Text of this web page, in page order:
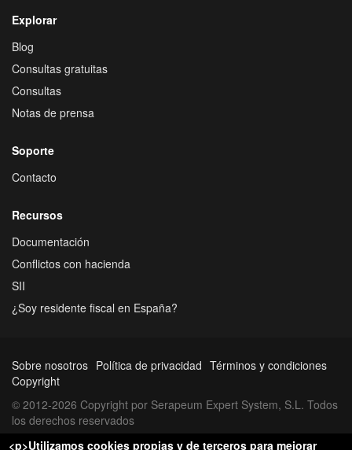
Explorar
Blog
Consultas gratuitas
Consultas
Notas de prensa
Soporte
Contacto
Recursos
Documentación
Conflictos con hacienda
SII
¿Soy residente fiscal en España?
Sobre nosotros Política de privacidad Términos y condiciones
Copyright
© 2012-2026 Copyright por Serapeum Expert System, S.L. Todos
los derechos reservados
<p>Utilizamos cookies propias y de terceros para mejorar